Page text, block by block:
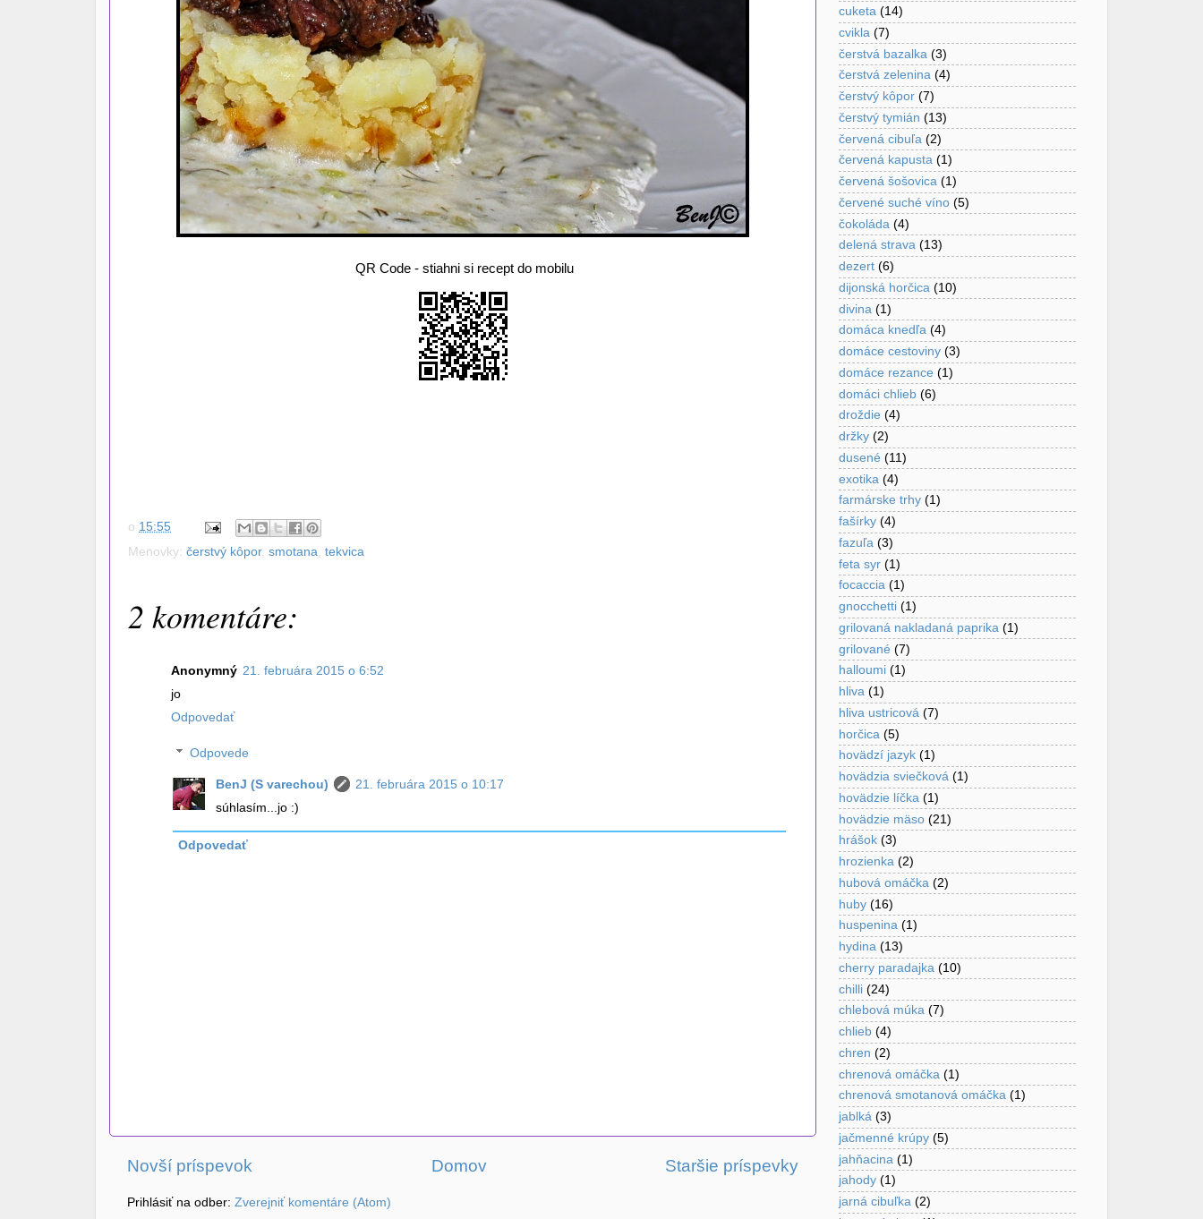
QR Code - stiahni si recept do mobilu
o 15:55
Menovky: čerstvý kôpor, smotana tekvica
2 komentáre:
Anonymný 21. februára 2015 o 6:52
jo
Odpovedať
Odpovede
BenJ (S varechou)
21. februára 2015 o 10:17
súhlasím...jo :)
Odpovedať
Novší príspevok Staršie príspevky
Domov
Prihlásiť na odber: Zverejniť komentáre (Atom)
cuketa (14)
cvikla (7)
čerstvá bazalka (3)
čerstvá zelenina (4)
čerstvý kôpor (7)
čerstvý tymián (13)
červená cibuľa (2)
červená kapusta (1)
červená šošovica (1)
červené suché víno (5)
čokoláda (4)
delená strava (13)
dezert (6)
dijonská horčica (10)
divina (1)
domáca knedľa (4)
domáce cestoviny (3)
domáce rezance (1)
domáci chlieb (6)
droždie (4)
držky (2)
dusené (11)
exotika (4)
farmárske trhy (1)
fašírky (4)
fazuľa (3)
feta syr (1)
focaccia (1)
gnocchetti (1)
grilovaná nakladaná paprika (1)
grilované (7)
halloumi (1)
hliva (1)
hliva ustricová (7)
horčica (5)
hovädzí jazyk (1)
hovädzia sviečková (1)
hovädzie líčka (1)
hovädzie mäso (21)
hrášok (3)
hrozienka (2)
hubová omáčka (2)
huby (16)
huspenina (1)
hydina (13)
cherry paradajka (10)
chilli (24)
chlebová múka (7)
chlieb (4)
chren (2)
chrenová omáčka (1)
chrenová smotanová omáčka (1)
jablká (3)
jačmenné krúpy (5)
jahňacina (1)
jahody (1)
jarná cibuľka (2)